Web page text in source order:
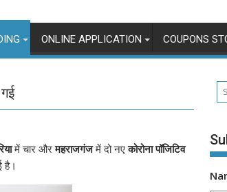
ONLINE APPLICATION COUPONS
में चार औरमहराजगंजमें दो नएकोरोना पॉजिटिव
है।